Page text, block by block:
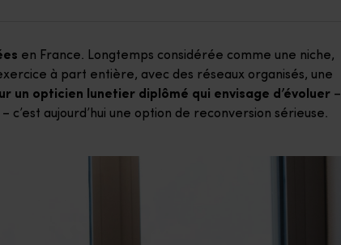
en France. Longtemps considérée comme une niche,
à part entière, avec des réseaux organisés, une
un opticien lunetier diplômé qui envisage d’évoluer –
aujourd’hui une option de reconversion sérieuse.